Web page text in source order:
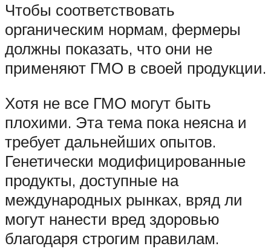
Чтобы соответствовать
органическим нормам, фермеры
должны показать, что они не
применяют ГМО в своей продукции.
Хотя не все ГМО могут быть
плохими. Эта тема пока неясна и
требует дальнейших опытов.
Генетически модифицированные
продукты, доступные на
международных рынках, вряд ли
могут нанести вред здоровью
благодаря строгим правилам.